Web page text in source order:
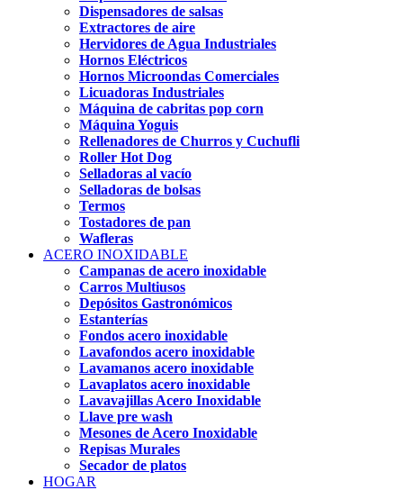
Dispensadores de salsas
Extractores de aire
Hervidores de Agua Industriales
Hornos Eléctricos
Hornos Microondas Comerciales
Licuadoras Industriales
Máquina de cabritas pop corn
Máquina Yoguis
Rellenadores de Churros y Cuchufli
Roller Hot Dog
Selladoras al vacío
Selladoras de bolsas
Termos
Tostadores de pan
Wafleras
ACERO INOXIDABLE
Campanas de acero inoxidable
Carros Multiusos
Depósitos Gastronómicos
Estanterías
Fondos acero inoxidable
Lavafondos acero inoxidable
Lavamanos acero inoxidable
Lavaplatos acero inoxidable
Lavavajillas Acero Inoxidable
Llave pre wash
Mesones de Acero Inoxidable
Repisas Murales
Secador de platos
HOGAR